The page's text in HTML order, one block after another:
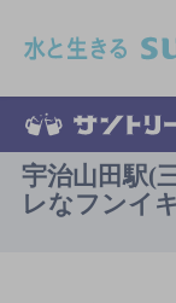
宇治山田駅(
レなフンイ